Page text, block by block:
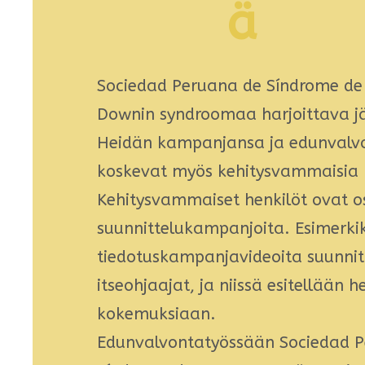
ä
Sociedad Peruana de Síndrome
Downin syndroomaa harjoittava
Heidän kampanjansa ja
koskevat myös
Kehitysvammaiset henkilöt ovat
suunnittelukampanjoita.
tiedotuskampanjavideoita
itseohjaajat, ja niissä esitellään
kokemuksiaan.
Edunvalvontatyössään Sociedad